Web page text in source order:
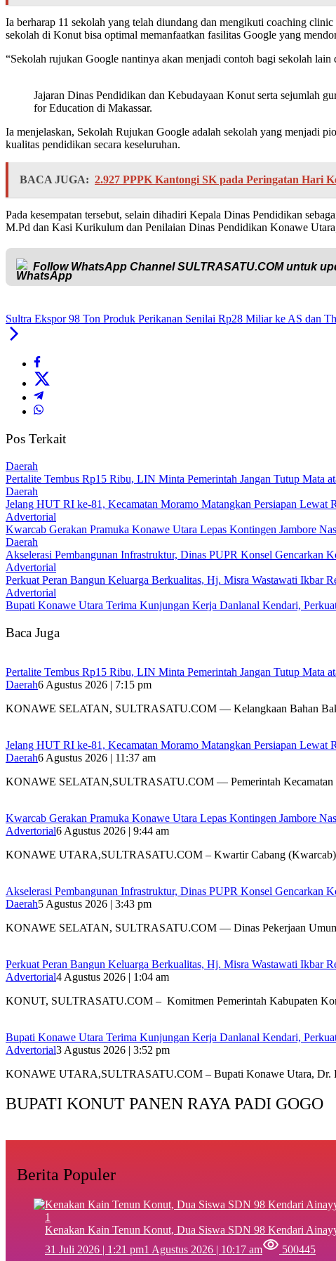
Ia berharap 11 sekolah yang telah diundang dan mengikuti coaching
sekolah di Konut bisa optimal memanfaatkan fasilitas Google yang
“Sekolah rujukan Google nantinya akan menjadi contoh bagi sekolah
Jajaran Dinas Pendidikan dan Kebudayaan Konut serta sejumlah
for Education di Makassar.
Ia menjelaskan, Sekolah Rujukan Google adalah sekolah yang menjadi
kualitas pendidikan secara keseluruhan.
BACA JUGA: 2.927 PPPK Kantongi SK pada Peringatan Hari
Pada kesempatan tersebut, selain dihadiri Kepala Dinas Pendidikan
M.Pd dan Kasi Kurikulum dan Penilaian Dinas Pendidikan Konawe
Follow WhatsApp ChannelSULTRASATU.COMuntuk
Sultra Ekspor 98 Ton Produk Perikanan Senilai Rp28 Miliar ke AS dan
Pos Terkait
Daerah
‎Pertalite Tembus Rp15 Ribu, LIN Minta Pemerintah Jangan Tutup Mata
Daerah
‎Jelang HUT RI ke-81, Kecamatan Moramo Matangkan Persiapan Lewat
Advertorial
‎Kwarcab Gerakan Pramuka Konawe Utara Lepas Kontingen Jambore
Daerah
Akselerasi Pembangunan Infrastruktur, Dinas PUPR Konsel Gencarkan
Advertorial
‎Perkuat Peran Bangun Keluarga Berkualitas, Hj. Misra Wastawati Ikbar
Advertorial
Bupati Konawe Utara Terima Kunjungan Kerja Danlanal Kendari,
Baca Juga
‎Pertalite Tembus Rp15 Ribu, LIN Minta Pemerintah Jangan Tutup Mata
Daerah6 Agustus 2026 | 7:15 pm
‎KONAWE SELATAN, SULTRASATU.COM — Kelangkaan Bahan
‎Jelang HUT RI ke-81, Kecamatan Moramo Matangkan Persiapan Lewat
Daerah6 Agustus 2026 | 11:37 am
KONAWE SELATAN,SULTRASATU.COM — Pemerintah
‎Kwarcab Gerakan Pramuka Konawe Utara Lepas Kontingen Jambore
Advertorial6 Agustus 2026 | 9:44 am
KONAWE UTARA,SULTRASATU.COM – Kwartir Cabang
Akselerasi Pembangunan Infrastruktur, Dinas PUPR Konsel Gencarkan
Daerah5 Agustus 2026 | 3:43 pm
KONAWE SELATAN, SULTRASATU.COM — Dinas Pekerjaan
‎Perkuat Peran Bangun Keluarga Berkualitas, Hj. Misra Wastawati Ikbar
Advertorial4 Agustus 2026 | 1:04 am
‎KONUT, SULTRASATU.COM – Komitmen Pemerintah Kabupaten
Bupati Konawe Utara Terima Kunjungan Kerja Danlanal Kendari,
Advertorial3 Agustus 2026 | 3:52 pm
‎KONAWE UTARA,SULTRASATU.COM – Bupati Konawe Utara,
BUPATI KONUT PANEN RAYA PADI GOGO
Berita Populer
1
‎Kenakan Kain Tenun Konut, Dua Siswa SDN 98 Kendari
31 Juli 2026 | 1:21 pm1 Agustus 2026 | 10:17 am 500445